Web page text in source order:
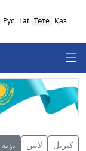
Қаз
Төте
Lat
Рус
كىرىل لاتىن تٶتە